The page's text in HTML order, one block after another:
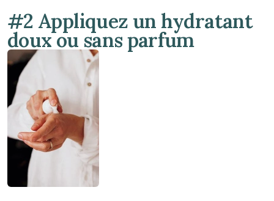
#2 Appliquez un hydratant
doux ou sans parfum